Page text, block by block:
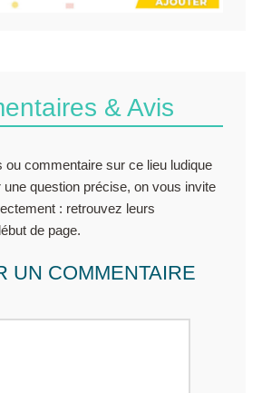
& Avis
ou commentaire sur ce lieu ludique
une question précise, on vous invite
: retrouvez leurs
de page.
UN COMMENTAIRE